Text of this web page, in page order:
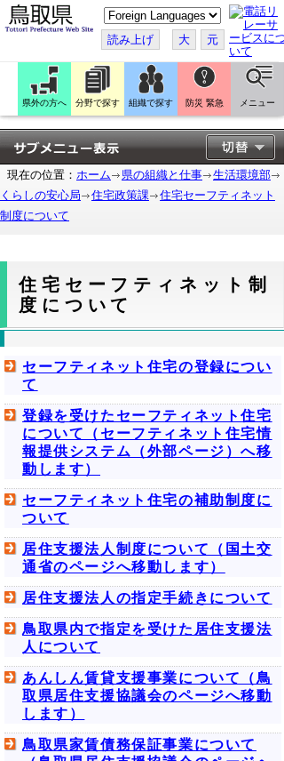
こ
の
ペ
ー
ジ
翻
訳
す
る
読み上げ 大 元
県外の方へ 分野で探す 組織で探す 防災 緊急 メニュー
現在の位置： ホーム 県の組織と仕事
生活環境部
くらしの安心局
住宅政策課
住宅セーフティネット
制度について
住宅セーフティネット制
度について
セーフティネット住宅の登録につい
て
登録を受けたセーフティネット住宅
について（セーフティネット住宅情
報提供システム（外部ページ）へ移
動します）
セーフティネット住宅の補助制度に
ついて
居住支援法人制度について（国土交
通省のページへ移動します）
居住支援法人の指定手続きについて
鳥取県内で指定を受けた居住支援法
人について
あんしん賃貸支援事業について（鳥
取県居住支援協議会のページへ移動
します）
鳥取県家賃債務保証事業について